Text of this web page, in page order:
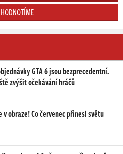
GTA 6 jsou bezprecedentní.
zvýšit očekávání hráčů
v obraze! Co červenec přinesl světu